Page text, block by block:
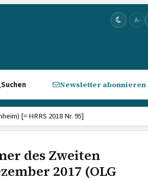
A-
Suchen Newsletter abonnieren
[= HRRS 2018 Nr. 95]
des Zweiten
2017 (OLG